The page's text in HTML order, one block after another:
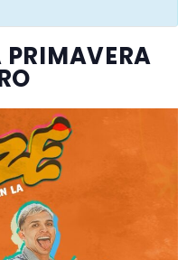
PRIMAVERA